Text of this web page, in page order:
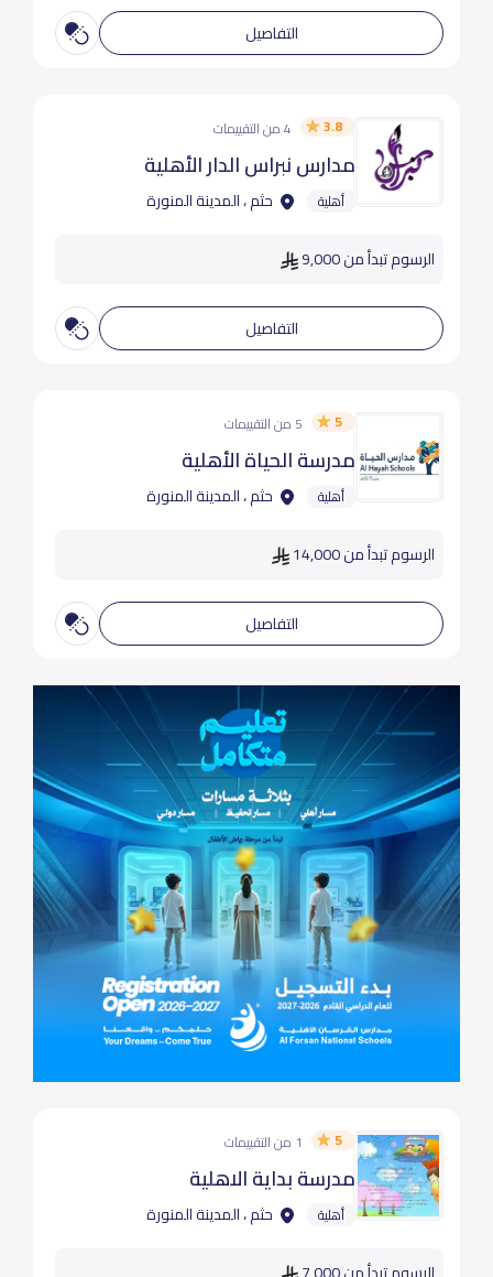
التفاصيل
3.8 4 من التقييمات
مدارس نبراس الدار الأهلية
أهلية حثم ، المدينة المنورة
الرسوم تبدأ من 9,000
التفاصيل
5 5 من التقييمات
مدرسة الحياة الأهلية
أهلية حثم ، المدينة المنورة
الرسوم تبدأ من 14,000
التفاصيل
5 1 من التقييمات
مدرسة بداية الاهلية
أهلية حثم ، المدينة المنورة